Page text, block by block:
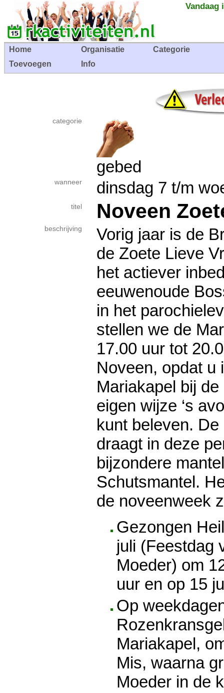
Vandaag
Home Organisatie
Categorie
Toevoegen
Info
categorie
gebed
wanneer dinsdag 7 t/m
titel Noveen
beschrijving
Vorig jaar is de
de Zoete Lieve
het actiever
eeuwenoude
in het
stellen we de
17.00 uur tot
Noveen, opdat u
Mariakapel bij
eigen wijze ‘s
kunt beleven.
draagt in deze
bijzondere
Schutsmantel.
de noveenweek
Gezongen
juli (Feestdag
Moeder) om
uur en op 15
Op
Mariakapel,
Mis, waarna
Moeder in de